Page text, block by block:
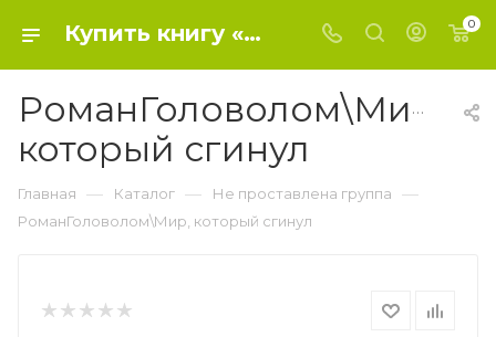
Купить книгу «РоманГоловолом\Мир, который сгинул» 2017, Харкуэй Н. - Не проставлена группа 0
РоманГоловолом\Мир,
который сгинул
Главная — Каталог — Не проставлена группа —
РоманГоловолом\Мир, который сгинул